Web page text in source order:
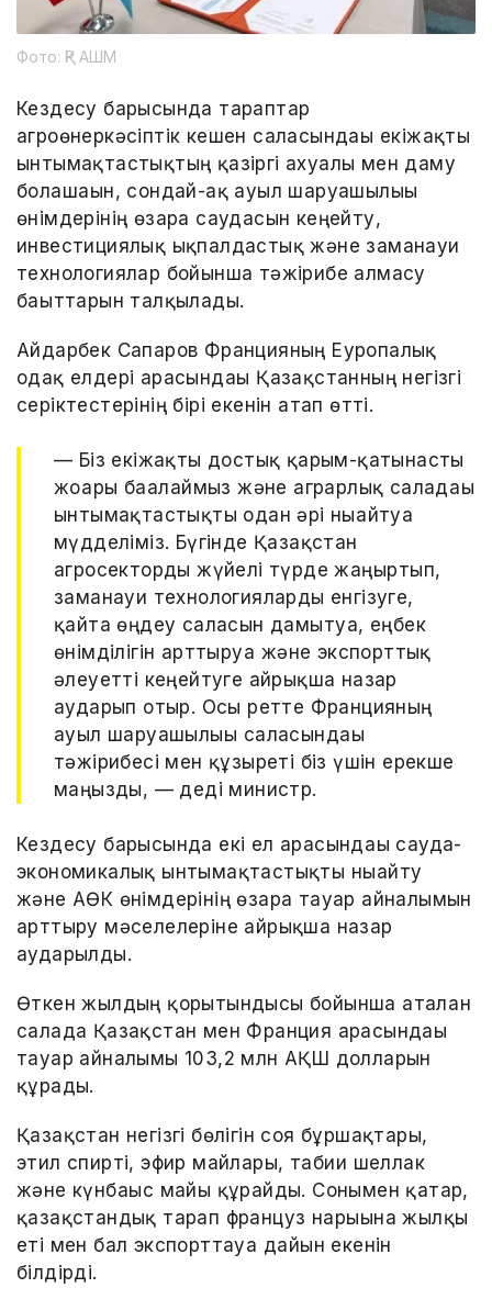
Фото: ҚР АШМ
Кездесу барысында тараптар
агроөнеркәсіптік кешен саласындағы екіжақты
ынтымақтастықтың қазіргі ахуалы мен даму
болашағын, сондай-ақ ауыл шаруашылығы
өнімдерінің өзара саудасын кеңейту,
инвестициялық ықпалдастық және заманауи
технологиялар бойынша тәжірибе алмасу
бағыттарын талқылады.
Айдарбек Сапаров Францияның Еуропалық
одақ елдері арасындағы Қазақстанның негізгі
серіктестерінің бірі екенін атап өтті.
— Біз екіжақты достық қарым-қатынасты
жоғары бағалаймыз және аграрлық саладағы
ынтымақтастықты одан әрі нығайтуға
мүдделіміз. Бүгінде Қазақстан
агросекторды жүйелі түрде жаңғыртып,
заманауи технологияларды енгізуге,
қайта өңдеу саласын дамытуға, еңбек
өнімділігін арттыруға және экспорттық
әлеуетті кеңейтуге айрықша назар
аударып отыр. Осы ретте Францияның
ауыл шаруашылығы саласындағы
тәжірибесі мен құзыреті біз үшін ерекше
маңызды, — деді министр.
Кездесу барысында екі ел арасындағы сауда-
экономикалық ынтымақтастықты нығайту
және АӨК өнімдерінің өзара тауар айналымын
арттыру мәселелеріне айрықша назар
аударылды.
Өткен жылдың қорытындысы бойынша аталған
салада Қазақстан мен Франция арасындағы
тауар айналымы 103,2 млн АҚШ долларын
құрады.
Қазақстан негізгі бөлігін соя бұршақтары,
этил спирті, эфир майлары, табиғи шеллак
және күнбағыс майы құрайды. Сонымен қатар,
қазақстандық тарап француз нарығына жылқы
еті мен бал экспорттауға дайын екенін
білдірді.